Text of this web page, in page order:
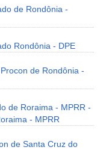
de Rondônia -
Rondônia - DPE
de Rondônia -
de Roraima - MPRR -
- MPRR
de Santa Cruz do